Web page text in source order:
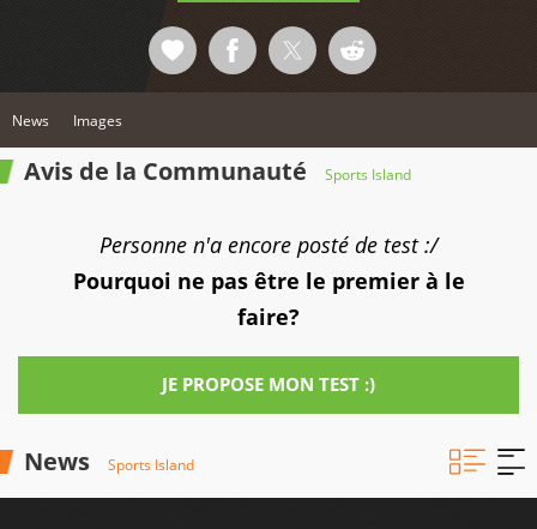
News Images
Avis de la Communauté Sports Island
Personne n'a encore posté de test :/
Pourquoi ne pas être le premier à le
faire?
JE PROPOSE MON TEST :)
News Sports Island